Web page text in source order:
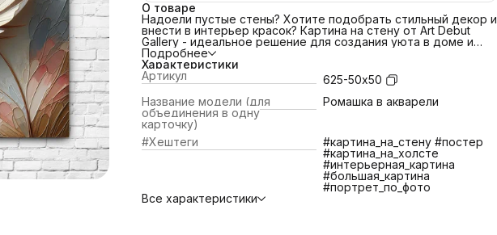
О товаре
Надоели пустые стены? Хотите подобрать стильный декор и
внести в интерьер красок? Картина на стену от Art Debut
Gallery - идеальное решение для создания уюта в доме и
преображения офиса. Свяжитесь с нами и мы поможем
подобрать картину под ваш интерьер! Сделаем примерку
картины по изображению!
ПОЧЕМУ ВЫБРАТЬ НАС?
📌 Холст благородной фактуры 380 гр/м2;
📌Европейский стандарт латексной печати (экологичные и
яркие краски).
📌Латексные чернила превосходят сольвентные,
экосольвентные, пигментные, в вопросах качества печати,
противостояния царапинам, экологичности и долговечности;
📌 Изготовление и отправка 1-2 дняЧТО ВХОДИТ В
📌 Печать на плотном качественном холсте
📌 Галерейная натяжка холста на сосновый подрамник
Подробнее
Характеристики
Артикул
625-50х50
Название модели (для
объединения в одну
карточку)
Ромашка в акварели
#Хештеги
#картина_на_стену #постер
#картина_на_холсте
#интерьерная_картина
#большая_картина
#портрет_по_фото
Все характеристики